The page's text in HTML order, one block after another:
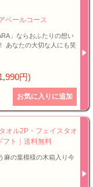
ールコース
」ならおふたりの想い
あなたの大切な人にも笑
円)
ル2P・フェイスタオ
ト｜送料無料
麻の葉模様の木箱入り今